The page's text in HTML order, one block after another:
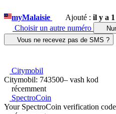
myMalaisie Ajouté : il y a
Choisir un autre numéro
Vous ne recevez pas de SMS ?
Citymobil
Citymobil: 743500– vash kod
récemment
SpectroCoin
Your SpectroCoin verification